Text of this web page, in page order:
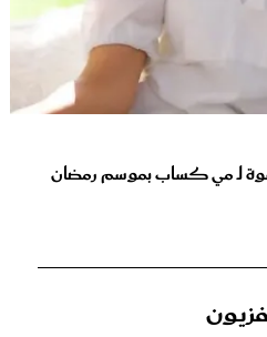
لـ مي كساب بموسم رمضان